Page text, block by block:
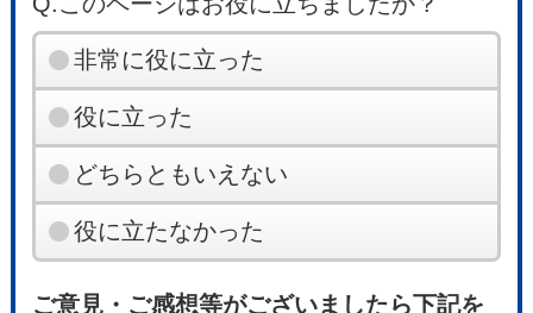
非常に役に立った
役に立った
どちらともいえない
役に立たなかった
ご意見・ご感想等がございましたら下記を